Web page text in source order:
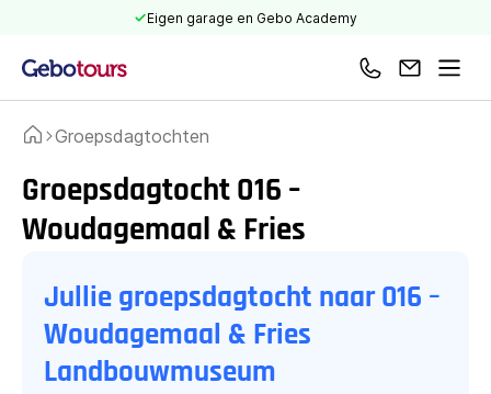
Eigen garage en Gebo Academy
Bel onsMail ons
HomeGroepsdagtochten
Groepsdagtocht 016 –
Woudagemaal & Fries
Jullie groepsdagtocht naar 016 –
Woudagemaal & Fries
Landbouwmuseum